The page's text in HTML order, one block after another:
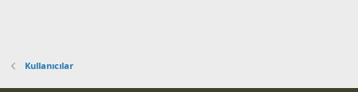
Kullanıcılar